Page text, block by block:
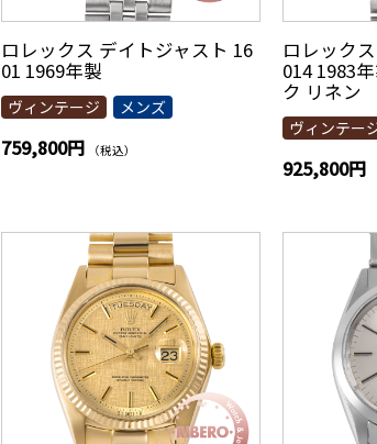
ロレックス デイトジャスト 16
01 1969年製
ヴィンテージ メンズ
759,800円 （税込）
ロレック
014 1983
ク リネン
ヴィンテー
925,800円